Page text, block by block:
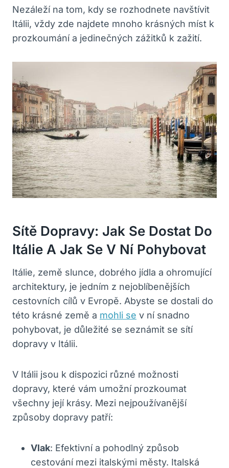
Nezáleží na tom, kdy se rozhodnete navštívit
Itálii, vždy zde najdete mnoho krásných míst k
prozkoumání a jedinečných zážitků k zažití.
Sítě Dopravy: Jak Se Dostat Do
Itálie A Jak Se V Ní Pohybovat
Itálie, země slunce, dobrého jídla a ohromující
architektury, je jedním z nejoblíbenějších
cestovních cílů v Evropě. Abyste se dostali do
této krásné země a mohli se v ní snadno
pohybovat, je důležité se seznámit se sítí
dopravy v Itálii.
V Itálii jsou k dispozici různé možnosti
dopravy, které vám umožní prozkoumat
všechny její krásy. Mezi nejpoužívanější
způsoby dopravy patří:
Vlak: Efektivní a pohodlný způsob
cestování mezi italskými městy. Italská